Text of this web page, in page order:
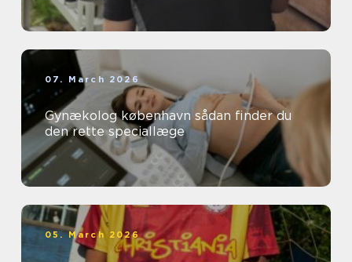
07. March 2026
Gynækolog københavn sådan finder du
den rette speciallæge
05. March 2026